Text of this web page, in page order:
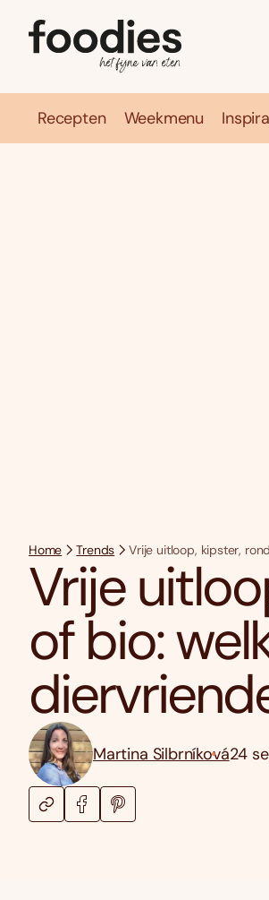
Recepten Weekmenu
Home Trends Vrije uitloop, kipster,
Vrije
of bio:
Martina Silbrníková24